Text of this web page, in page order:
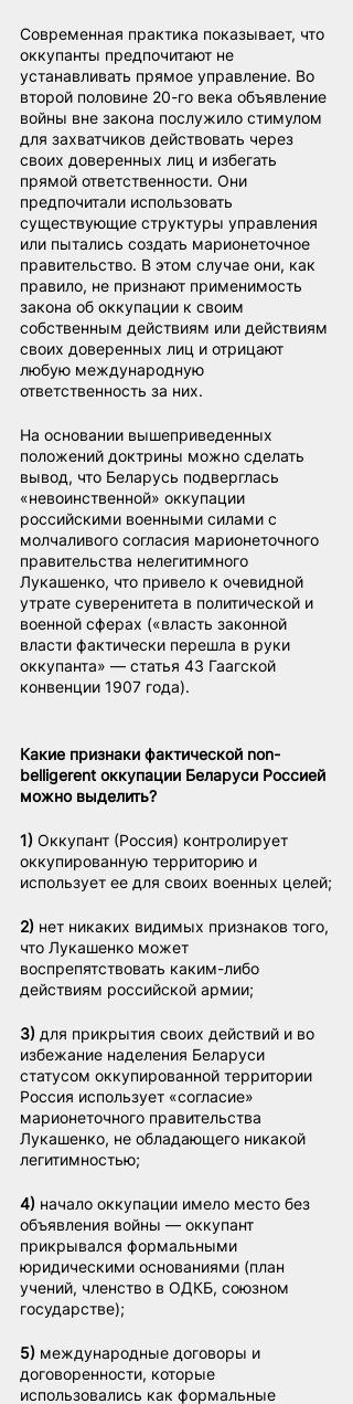
Современная практика показывает, что
оккупанты предпочитают не
устанавливать прямое управление. Во
второй половине 20-го века объявление
войны вне закона послужило стимулом
для захватчиков действовать через
своих доверенных лиц и избегать
прямой ответственности. Они
предпочитали использовать
существующие структуры управления
или пытались создать марионеточное
правительство. В этом случае они, как
правило, не признают применимость
закона об оккупации к своим
собственным действиям или действиям
своих доверенных лиц и отрицают
любую международную
ответственность за них.
На основании вышеприведенных
положений доктрины можно сделать
вывод, что Беларусь подверглась
«невоинственной» оккупации
российскими военными силами с
молчаливого согласия марионеточного
правительства нелегитимного
Лукашенко, что привело к очевидной
утрате суверенитета в политической и
военной сферах («власть законной
власти фактически перешла в руки
оккупанта» — статья 43 Гаагской
конвенции 1907 года).
Какие признаки фактической non-
belligerent оккупации Беларуси Россией
можно выделить?
1) Оккупант (Россия) контролирует
оккупированную территорию и
использует ее для своих военных целей;
2) нет никаких видимых признаков того,
что Лукашенко может
воспрепятствовать каким-либо
действиям российской армии;
3) для прикрытия своих действий и во
избежание наделения Беларуси
статусом оккупированной территории
Россия использует «согласие»
марионеточного правительства
Лукашенко, не обладающего никакой
легитимностью;
4) начало оккупации имело место без
объявления войны — оккупант
прикрывался формальными
юридическими основаниями (план
учений, членство в ОДКБ, союзном
государстве);
5) международные договоры и
договоренности, которые
использовались как формальные